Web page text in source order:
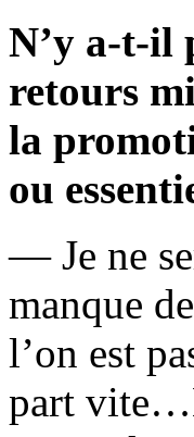
N’y a-t-il
retours
la
ou
— Je ne
manque
l’on est
part